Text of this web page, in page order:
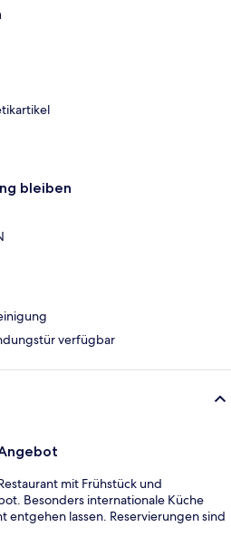
bleiben
verfügbar
mit Frühstück und
Besonders internationale Küche
entgehen lassen. Reservierungen sind